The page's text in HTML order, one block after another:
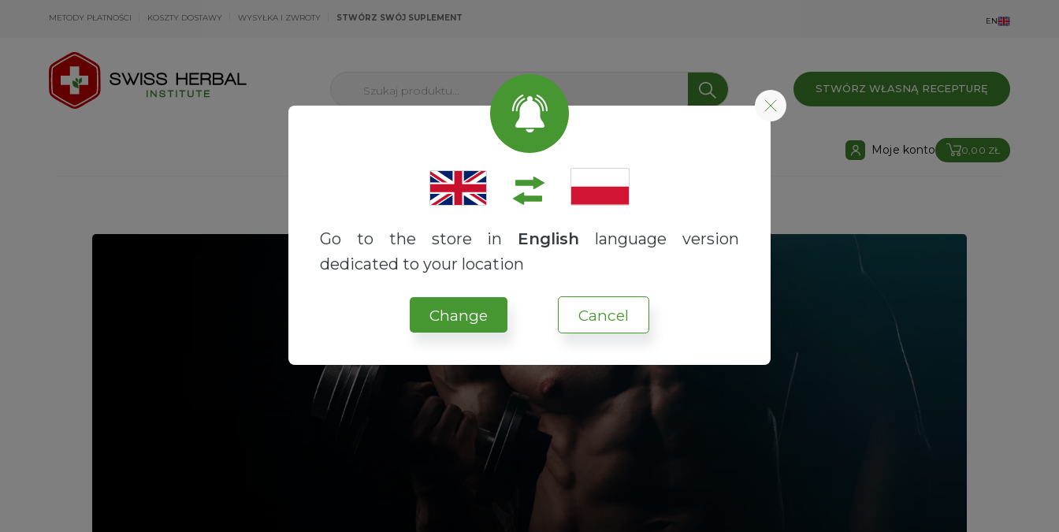
Go to the store in English language version
dedicated to your location
Change Cancel
METODY PŁATNOŚCI KOSZTY DOSTAWY WYSYŁKA I ZWROTY STWÓRZ SWÓJ SUPLEMENT EN
Szukaj produktu... STWÓRZ WŁASNĄ RECEPTURĘ
USŁUGI Moje konto 0,00 ZŁ